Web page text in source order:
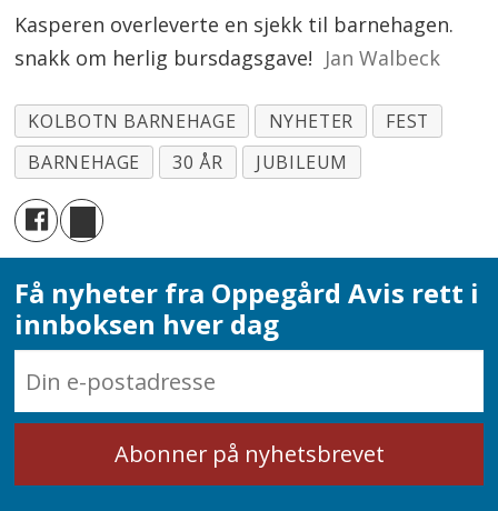
Kasperen overleverte en sjekk til barnehagen.
snakk om herlig bursdagsgave! Jan Walbeck
KOLBOTN BARNEHAGE NYHETER
FEST
BARNEHAGE
30 ÅR JUBILEUM
Få nyheter fra Oppegård Avis rett i
innboksen hver dag